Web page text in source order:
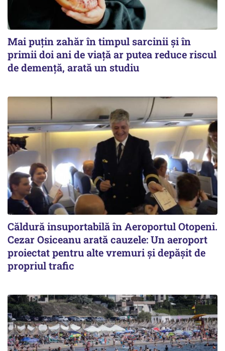
Mai puțin zahăr în timpul sarcinii și în
primii doi ani de viață ar putea reduce riscul
de demență, arată un studiu
Căldură insuportabilă în Aeroportul Otopeni.
Cezar Osiceanu arată cauzele: Un aeroport
proiectat pentru alte vremuri și depășit de
propriul trafic